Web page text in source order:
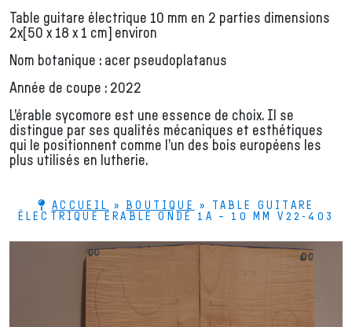
Table guitare électrique 10 mm en 2 parties dimensions
2x[50 x 18 x 1 cm] environ
Nom botanique : acer pseudoplatanus
Année de coupe : 2022
L’érable sycomore est une essence de choix. Il se
distingue par ses qualités mécaniques et esthétiques
qui le positionnent comme l’un des bois européens les
plus utilisés en lutherie.
ACCUEIL »BOUTIQUE » TABLE GUITARE
ÉLECTRIQUE ÉRABLE ONDÉ 1A – 10 MM V22-403